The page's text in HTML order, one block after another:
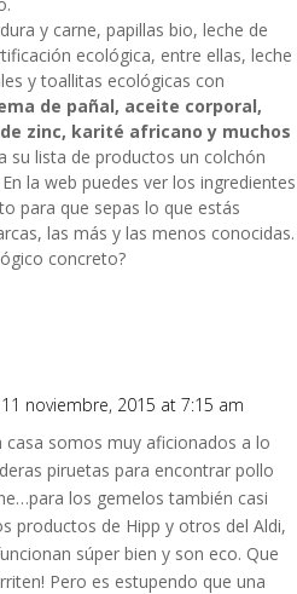
y carne, papillas bio, leche de
ecológica, entre ellas, leche
y toallitas ecológicas con
de pañal, aceite corporal,
zinc, karité africano y muchos
su lista de productos un colchón
la web puedes ver los ingredientes
para que sepas lo que estás
las más y las menos conocidas.
concreto?
noviembre, 2015 at 7:15 am
casa somos muy aficionados a lo
piruetas para encontrar pollo
los gemelos también casi
productos de Hipp y otros del Aldi,
súper bien y son eco. Que
Pero es estupendo que una